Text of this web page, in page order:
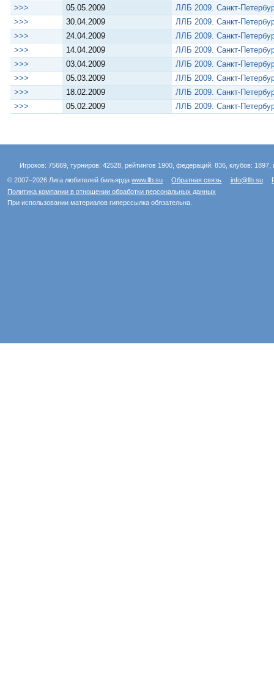
>>>
05.05.2009
ЛЛБ 2009. Санкт-
>>>
30.04.2009
ЛЛБ 2009. Санкт-
>>>
24.04.2009
ЛЛБ 2009. Санкт-
>>>
14.04.2009
ЛЛБ 2009. Санкт-
>>>
03.04.2009
ЛЛБ 2009. Санкт-
>>>
05.03.2009
ЛЛБ 2009. Санкт-
>>>
18.02.2009
ЛЛБ 2009. Санкт-
>>>
05.02.2009 ЛЛБ 2009. Санкт-
Игроков: 75669, турниров: 42528, рейтингов 1900, федераций: 836, клубов:
© 2007–2026 Лига любителей бильярдаwww.llb.su Обратная связь info@llb.su
Политика компании в отношении обработки персональных данных
При использовании материалов гиперссылка обязательна.